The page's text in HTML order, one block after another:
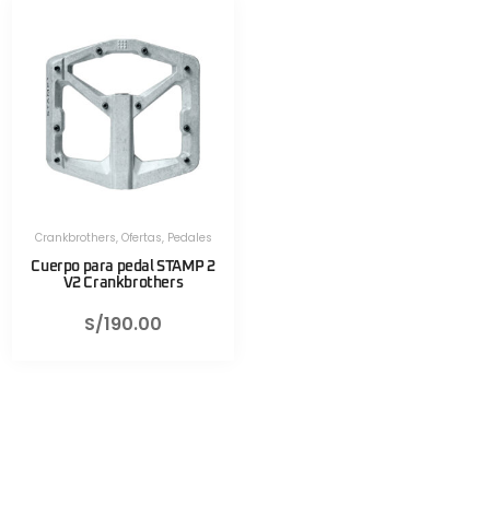
Crankbrothers, Ofertas, Pedales
Cuerpo para pedal STAMP 2
V2 Crankbrothers
S/190.00